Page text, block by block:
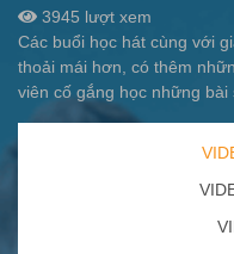
3945 lượt xem
Các buổi học hát cùng với
thoải mái hơn, có thêm
viên cố gắng học những bài